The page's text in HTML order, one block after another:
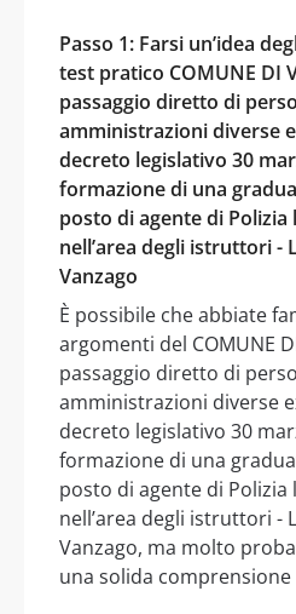
Passo 1: Farsi un’idea
test pratico COMUNE DI
passaggio diretto di
amministrazioni diverse
decreto legislativo 30
formazione di una
posto di agente di
nell’area degli istruttori -
Vanzago
È possibile che abbiate
argomenti del COMUNE
passaggio diretto di
amministrazioni diverse
decreto legislativo 30
formazione di una
posto di agente di
nell’area degli istruttori -
Vanzago, ma molto
una solida